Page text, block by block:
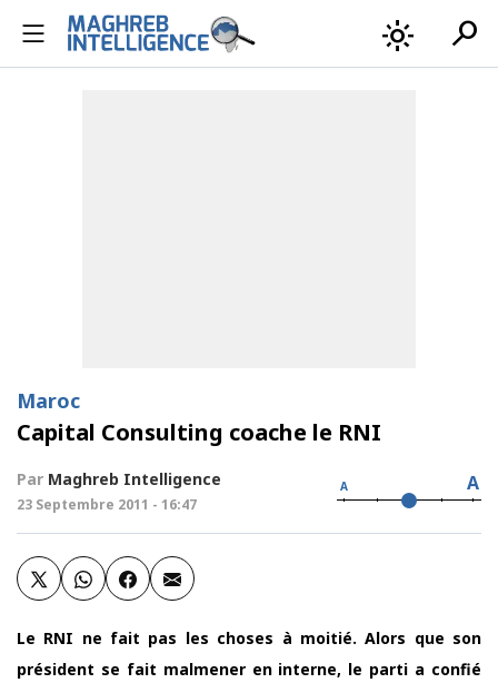
light_mode search
Maroc
Capital Consulting coache le RNI
Par Maghreb Intelligence
23 Septembre 2011 - 16:47
A A
Le RNI ne fait pas les choses à moitié. Alors que son
président se fait malmener en interne, le parti a confié